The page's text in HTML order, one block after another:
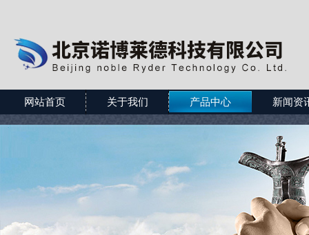
网站首页 关于我们 产品中心 新闻资